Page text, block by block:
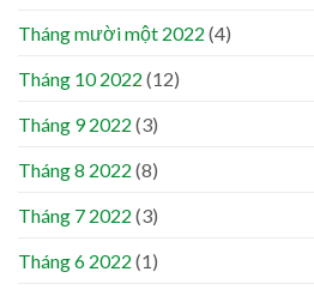
Tháng mười một 2022 (4)
Tháng 10 2022 (12)
Tháng 9 2022 (3)
Tháng 8 2022 (8)
Tháng 7 2022 (3)
Tháng 6 2022 (1)